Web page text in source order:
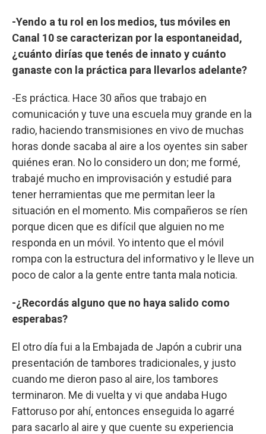
-Yendo a tu rol en los medios, tus móviles en
Canal 10 se caracterizan por la espontaneidad,
¿cuánto dirías que tenés de innato y cuánto
ganaste con la práctica para llevarlos adelante?
-Es práctica. Hace 30 años que trabajo en
comunicación y tuve una escuela muy grande en la
radio, haciendo transmisiones en vivo de muchas
horas donde sacaba al aire a los oyentes sin saber
quiénes eran. No lo considero un don; me formé,
trabajé mucho en improvisación y estudié para
tener herramientas que me permitan leer la
situación en el momento. Mis compañeros se ríen
porque dicen que es difícil que alguien no me
responda en un móvil. Yo intento que el móvil
rompa con la estructura del informativo y le lleve un
poco de calor a la gente entre tanta mala noticia.
-¿Recordás alguno que no haya salido como
esperabas?
El otro día fui a la Embajada de Japón a cubrir una
presentación de tambores tradicionales, y justo
cuando me dieron paso al aire, los tambores
terminaron. Me di vuelta y vi que andaba Hugo
Fattoruso por ahí, entonces enseguida lo agarré
para sacarlo al aire y que cuente su experiencia